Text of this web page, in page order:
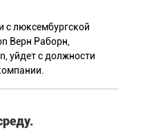
с люксембургской
Верн Раборн,
уйдет с должности